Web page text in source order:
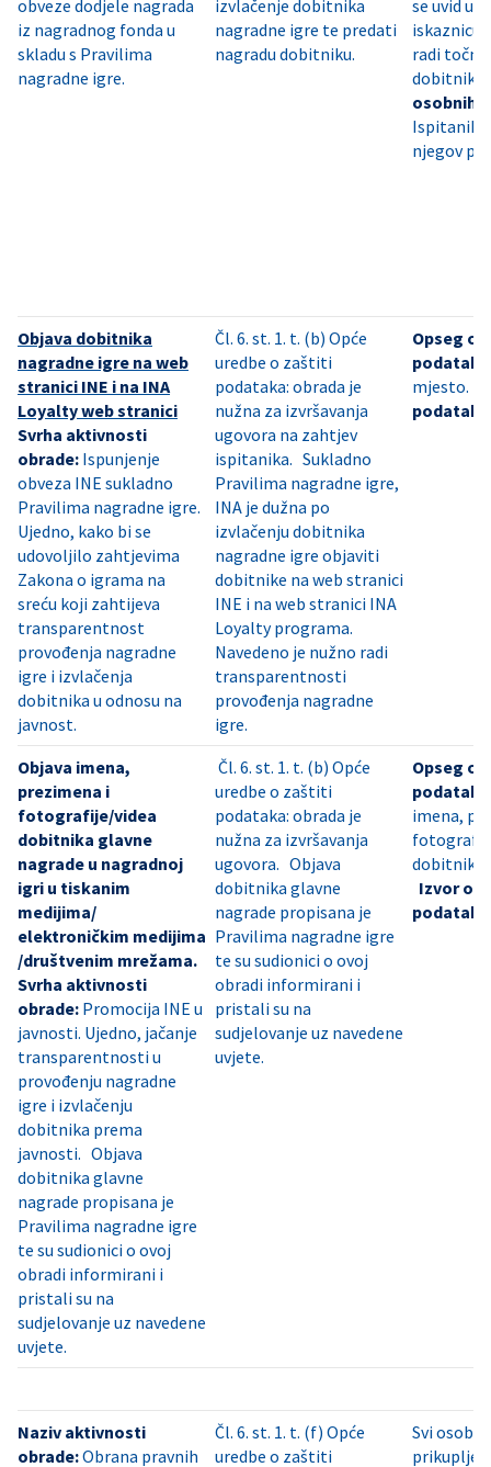
obveze dodjele nagrada
iz nagradnog fonda u
skladu s Pravilima
nagradne igre.
izvlačenje dobitnika
nagradne igre te predati
nagradu dobitniku.
se uvid u
iskaznicu
radi
osobnih
Ispitanik,
njegov
Objava dobitnika
nagradne igre na web
stranici INE i na INA
Loyalty web stranici
Svrha aktivnosti
obrade: Ispunjenje
obveza INE sukladno
Pravilima nagradne igre.
Ujedno, kako bi se
udovoljilo zahtjevima
Zakona o igrama na
sreću koji zahtijeva
transparentnost
provođenja nagradne
igre i izvlačenja
dobitnika u odnosu na
javnost.
Čl. 6. st. 1. t. (b) Opće
uredbe o zaštiti
podataka: obrada je
nužna za izvršavanja
ugovora na zahtjev
ispitanika. Sukladno
Pravilima nagradne igre,
INA je dužna po
izvlačenju dobitnika
nagradne igre objaviti
dobitnike na web stranici
INE i na web stranici INA
Loyalty programa.
Navedeno je nužno radi
transparentnosti
provođenja nagradne
igre.
Opseg
mjesto.
Objava imena,
prezimena i
fotografije/videa
dobitnika glavne
nagrade u nagradnoj
igri u tiskanim
medijima/
elektroničkim medijima
/društvenim mrežama.
Svrha aktivnosti
obrade: Promocija INE u
javnosti. Ujedno, jačanje
transparentnosti u
provođenju nagradne
igre i izvlačenju
dobitnika prema
javnosti. Objava
dobitnika glavne
nagrade propisana je
Pravilima nagradne igre
te su sudionici o ovoj
obradi informirani i
pristali su na
sudjelovanje uz navedene
uvjete.
Čl. 6. st. 1. t. (b) Opće
uredbe o zaštiti
podataka: obrada je
nužna za izvršavanja
ugovora. Objava
dobitnika glavne
nagrade propisana je
Pravilima nagradne igre
te su sudionici o ovoj
obradi informirani i
pristali su na
sudjelovanje uz navedene
uvjete.
Opseg
imena,
dobitnika
Izvor
Naziv aktivnosti
obrade:Obrana pravnih
Čl. 6. st. 1. t. (f) Opće
uredbe o zaštiti
Svi